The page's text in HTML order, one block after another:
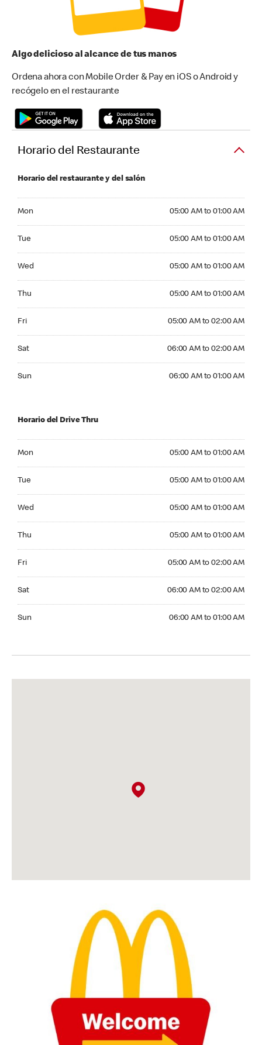
Algo delicioso al alcance de tus manos
Ordena ahora con Mobile Order & Pay en iOS o Android y
recógelo en el restaurante
Horario del Restaurante
Horario del restaurante y del salón
Mon 05:00 AM to 01:00 AM
Tue 05:00 AM to 01:00 AM
Wed 05:00 AM to 01:00 AM
Thu 05:00 AM to 01:00 AM
Fri 05:00 AM to 02:00 AM
Sat 06:00 AM to 02:00 AM
Sun 06:00 AM to 01:00 AM
Horario del Drive Thru
Mon 05:00 AM to 01:00 AM
Tue 05:00 AM to 01:00 AM
Wed 05:00 AM to 01:00 AM
Thu 05:00 AM to 01:00 AM
Fri 05:00 AM to 02:00 AM
Sat 06:00 AM to 02:00 AM
Sun 06:00 AM to 01:00 AM